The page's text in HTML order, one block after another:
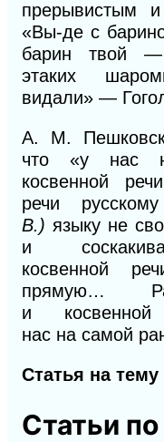
прерывистым и
«Вы-де с
барин твой —
этаких
видали» —
А. М.
что «у нас
косвенной
речи
В.) языку не
и
косвенной
прямую…
и
нас на самой
Статья на
Статьи